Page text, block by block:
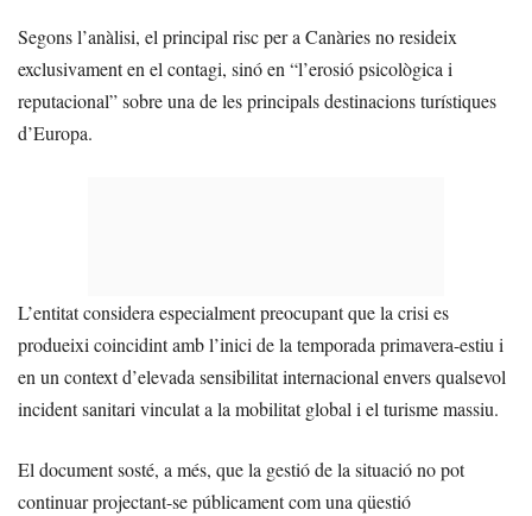
Segons l’anàlisi, el principal risc per a Canàries no resideix
exclusivament en el contagi, sinó en “l’erosió psicològica i
reputacional” sobre una de les principals destinacions turístiques
d’Europa.
L’entitat considera especialment preocupant que la crisi es
produeixi coincidint amb l’inici de la temporada primavera-estiu i
en un context d’elevada sensibilitat internacional envers qualsevol
incident sanitari vinculat a la mobilitat global i el turisme massiu.
El document sosté, a més, que la gestió de la situació no pot
continuar projectant-se públicament com una qüestió